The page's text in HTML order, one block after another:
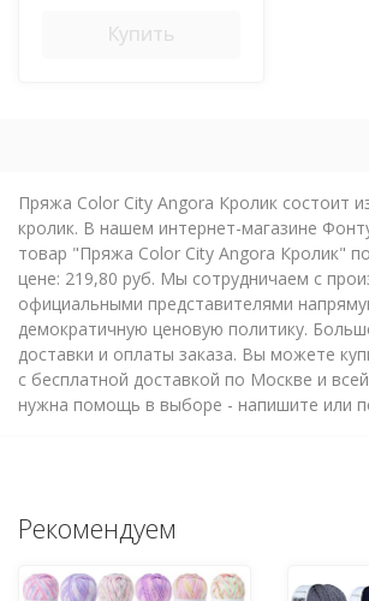
Купить
Пряжа Color City Angora Кролик состоит
кролик. В нашем интернет-магазине
товар "Пряжа Color City Angora Кролик"
цене: 219,80 руб. Мы сотрудничаем с
официальными представителями
демократичную ценовую политику.
доставки и оплаты заказа. Вы можете
с бесплатной доставкой по Москве и
нужна помощь в выборе - напишите или
Рекомендуем